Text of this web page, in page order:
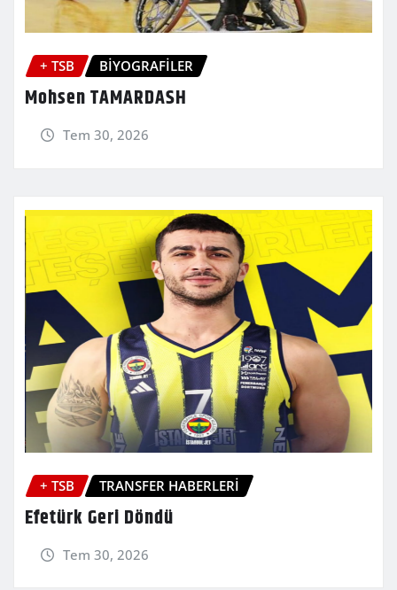
+ TSB BİYOGRAFİLER
Mohsen TAMARDASH
Tem 30, 2026
+ TSB TRANSFER HABERLERİ
Efetürk Geri Döndü
Tem 30, 2026